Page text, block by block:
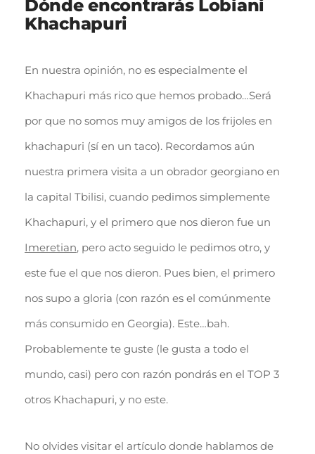
Dónde encontrarás Lobiani
Khachapuri
En nuestra opinión, no es especialmente el
Khachapuri más rico que hemos probado…Será
por que no somos muy amigos de los frijoles en
khachapuri (sí en un taco). Recordamos aún
nuestra primera visita a un obrador georgiano en
la capital Tbilisi, cuando pedimos simplemente
Khachapuri, y el primero que nos dieron fue un
Imeretian, pero acto seguido le pedimos otro, y
este fue el que nos dieron. Pues bien, el primero
nos supo a gloria (con razón es el comúnmente
más consumido en Georgia). Este…bah.
Probablemente te guste (le gusta a todo el
mundo, casi) pero con razón pondrás en el TOP 3
otros Khachapuri, y no este.
No olvides visitar el artículo donde hablamos de